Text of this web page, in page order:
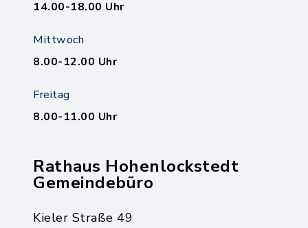
14.00-18.00 Uhr
Mittwoch
8.00-12.00 Uhr
Freitag
8.00-11.00 Uhr
Rathaus Hohenlockstedt
Gemeindebüro
Kieler Straße 49